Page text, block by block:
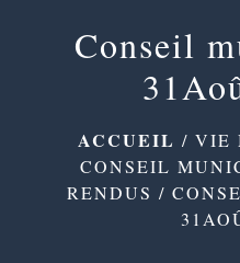
Conseil
ACCUEIL / VIE
CONSEIL
RENDUS /